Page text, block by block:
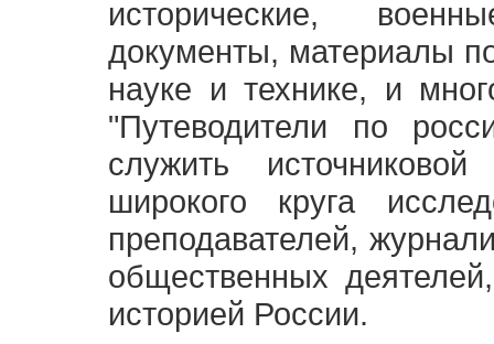
исторические,
документы, материалы
науке и технике, и
"Путеводители по
служить
широкого круга
преподавателей,
общественных
историей России.